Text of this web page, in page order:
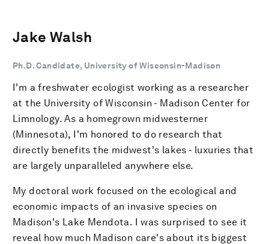
Jake Walsh
Ph.D. Candidate, University of Wisconsin-Madison
I'm a freshwater ecologist working as a researcher
at the University of Wisconsin - Madison Center for
Limnology. As a homegrown midwesterner
(Minnesota), I'm honored to do research that
directly benefits the midwest's lakes - luxuries that
are largely unparalleled anywhere else.
My doctoral work focused on the ecological and
economic impacts of an invasive species on
Madison's Lake Mendota. I was surprised to see it
reveal how much Madison care's about its biggest